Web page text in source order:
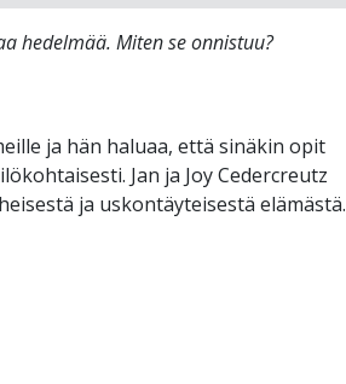
hedelmää. Miten se onnistuu?
ja hän haluaa, että sinäkin opit
Jan ja Joy Cedercreutz
ja uskontäyteisestä elämästä.